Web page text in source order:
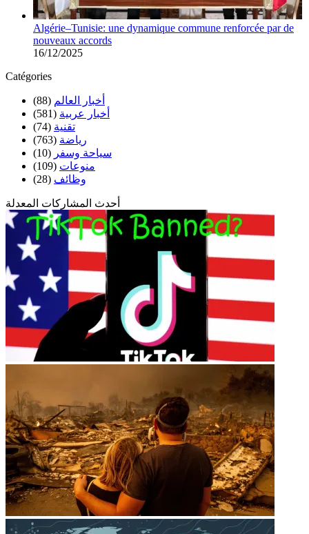
Algérie–Tunisie: une dynamique commune renforcée par de
nouveaux accords
16/12/2025
Catégories
أخبار العالم (88)
أخبار عربية (581)
تقنية (74)
رياضة (763)
سياحة وسفر (10)
منوعات (109)
وظائف (28)
أحدث المشاركات المعدلة